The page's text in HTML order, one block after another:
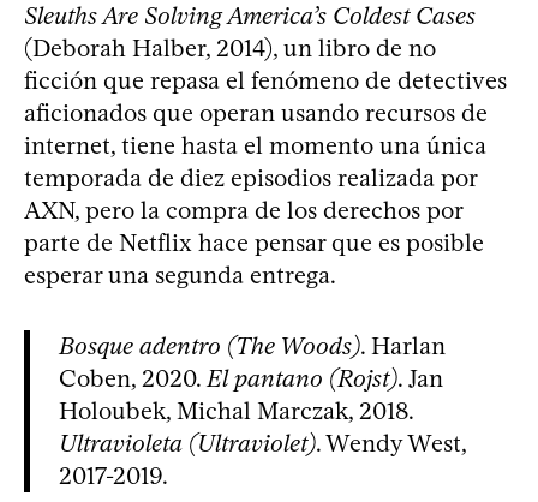
Sleuths Are Solving America’s Coldest Cases
(Deborah Halber, 2014), un libro de no
ficción que repasa el fenómeno de detectives
aficionados que operan usando recursos de
internet, tiene hasta el momento una única
temporada de diez episodios realizada por
AXN, pero la compra de los derechos por
parte de Netflix hace pensar que es posible
esperar una segunda entrega.
Bosque adentro (The Woods). Harlan
Coben, 2020.El pantano (Rojst). Jan
Holoubek, Michal Marczak, 2018.
Ultravioleta (Ultraviolet). Wendy West,
2017-2019.